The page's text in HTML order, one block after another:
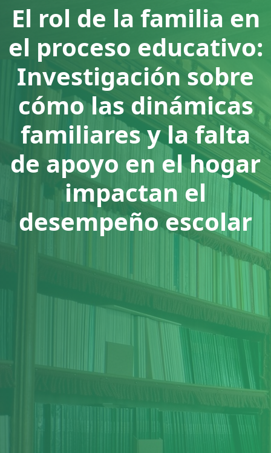
El rol de la familia en
el proceso educativo:
Investigación sobre
cómo las dinámicas
familiares y la falta
de apoyo en el hogar
impactan el
desempeño escolar